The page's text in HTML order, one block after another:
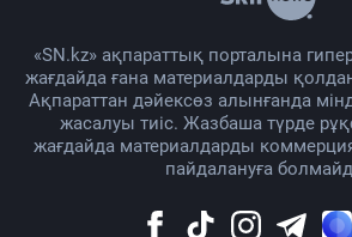
«SN.kz» ақпараттық порталына
жағдайда ғана материалдарды
Ақпараттан дәйексөз алынғанда
жасалуы тиіс. Жазбаша түрде
жағдайда материалдарды
пайдалануға